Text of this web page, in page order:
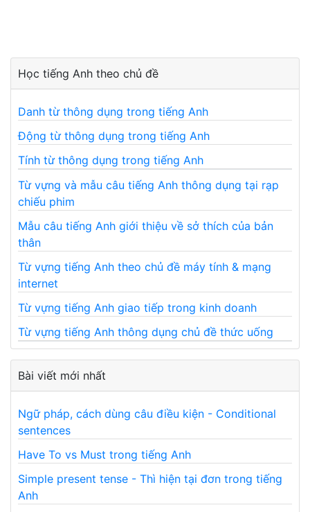
Học tiếng Anh theo chủ đề
Danh từ thông dụng trong tiếng Anh
Động từ thông dụng trong tiếng Anh
Tính từ thông dụng trong tiếng Anh
Từ vựng và mẫu câu tiếng Anh thông dụng tại rạp
chiếu phim
Mẫu câu tiếng Anh giới thiệu về sở thích của bản
thân
Từ vựng tiếng Anh theo chủ đề máy tính & mạng
internet
Từ vựng tiếng Anh giao tiếp trong kinh doanh
Từ vựng tiếng Anh thông dụng chủ đề thức uống
Bài viết mới nhất
Ngữ pháp, cách dùng câu điều kiện - Conditional
sentences
Have To vs Must trong tiếng Anh
Simple present tense - Thì hiện tại đơn trong tiếng
Anh